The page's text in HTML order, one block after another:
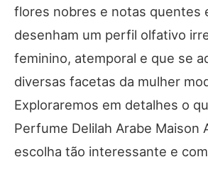
flores nobres e notas quentes
desenham um perfil olfativo
feminino, atemporal e que se
diversas facetas da mulher
Exploraremos em detalhes o
Perfume Delilah Arabe Maison
escolha tão interessante e